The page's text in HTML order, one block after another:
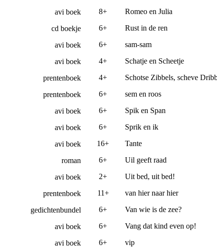
avi boek
cd boekje
avi boek
avi boek
prentenboek
prentenboek
avi boek
avi boek
avi boek
roman
avi boek
prentenboek
gedichtenbundel
avi boek
avi boek
8+
6+
6+
4+
4+
6+
6+
6+
16+
6+
2+
11+
6+
6+
6+
Romeo en Julia
Rust in de ren
sam-sam
Schatje en Scheetje
Schotse Zibbels, scheve
sem en roos
Spik en Span
Sprik en ik
Tante
Uil geeft raad
Uit bed, uit bed!
van hier naar hier
Van wie is de zee?
Vang dat kind even op!
vip